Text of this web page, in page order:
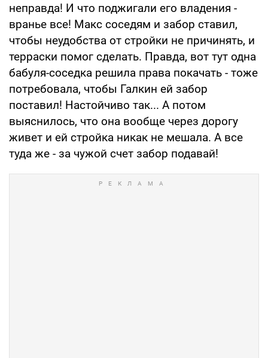
неправда! И что поджигали его владения -
вранье все! Макс соседям и забор ставил,
чтобы неудобства от стройки не причинять, и
терраски помог сделать. Правда, вот тут одна
бабуля-соседка решила права покачать - тоже
потребовала, чтобы Галкин ей забор
поставил! Настойчиво так... А потом
выяснилось, что она вообще через дорогу
живет и ей стройка никак не мешала. А все
туда же - за чужой счет забор подавай!